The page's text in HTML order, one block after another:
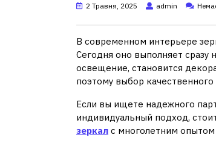
2 Травня, 2025 admin
В современном интерьере
Сегодня оно выполняет сразу
освещение, становится
поэтому выбор
Если вы ищете надежного
индивидуальный подход,
зеркал с многолетним